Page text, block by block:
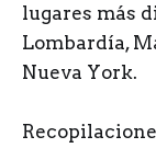
lugares más
Lombardía,
Nueva York.